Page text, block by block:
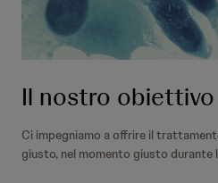
Il nostro obiettivo
Ci impegniamo a offrire il
giusto, nel momento giusto durante